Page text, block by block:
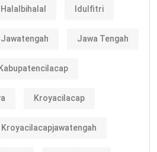
Halalbihalal Idulfitri
Jawatengah Jawa Tengah
Kabupatencilacap
Kroyacilacap
Kroyacilacapjawatengah